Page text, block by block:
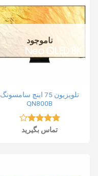
ناموجود
تلویزیون 75 اینچ سامسونگ
QN800B
نمره 4.15
تماس بگیرید